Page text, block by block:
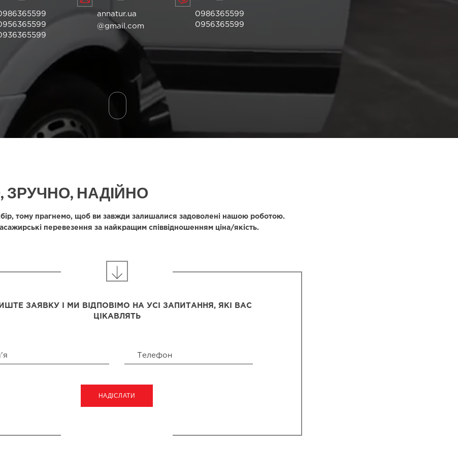
annatur.ua
@gmail.com
0986365599
0956365599
НАДІЙНО
тому прагнемо, щоб ви завжди залишалися задоволені нашою роботою.
перевезення за найкращим співвідношенням ціна/якість.
ЗАЯВКУ І МИ ВІДПОВІМО НА УСІ ЗАПИТАННЯ, ЯКІ ВАС
ЦІКАВЛЯТЬ